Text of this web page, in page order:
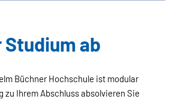
ab
Büchner Hochschule ist modular
zu Ihrem Abschluss absolvieren Sie